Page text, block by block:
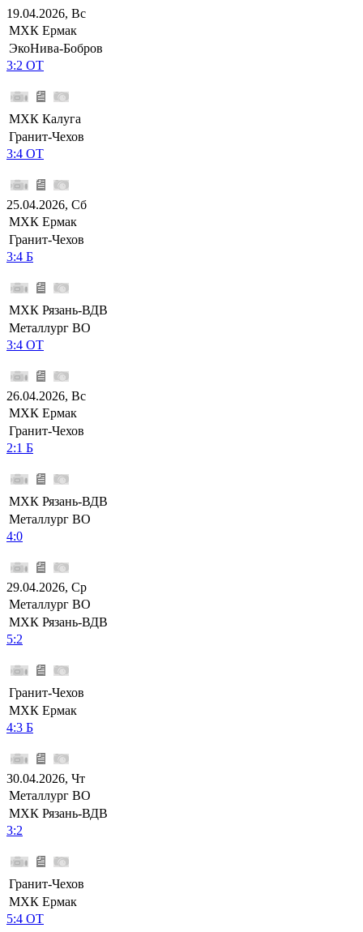
19.04.2026, Вс
МХК Ермак
ЭкоНива-Бобров
3:2 ОТ
МХК Калуга
Гранит-Чехов
3:4 ОТ
25.04.2026, Сб
МХК Ермак
Гранит-Чехов
3:4 Б
МХК Рязань-ВДВ
Металлург ВО
3:4 ОТ
26.04.2026, Вс
МХК Ермак
Гранит-Чехов
2:1 Б
МХК Рязань-ВДВ
Металлург ВО
4:0
29.04.2026, Ср
Металлург ВО
МХК Рязань-ВДВ
5:2
Гранит-Чехов
МХК Ермак
4:3 Б
30.04.2026, Чт
Металлург ВО
МХК Рязань-ВДВ
3:2
Гранит-Чехов
МХК Ермак
5:4 ОТ